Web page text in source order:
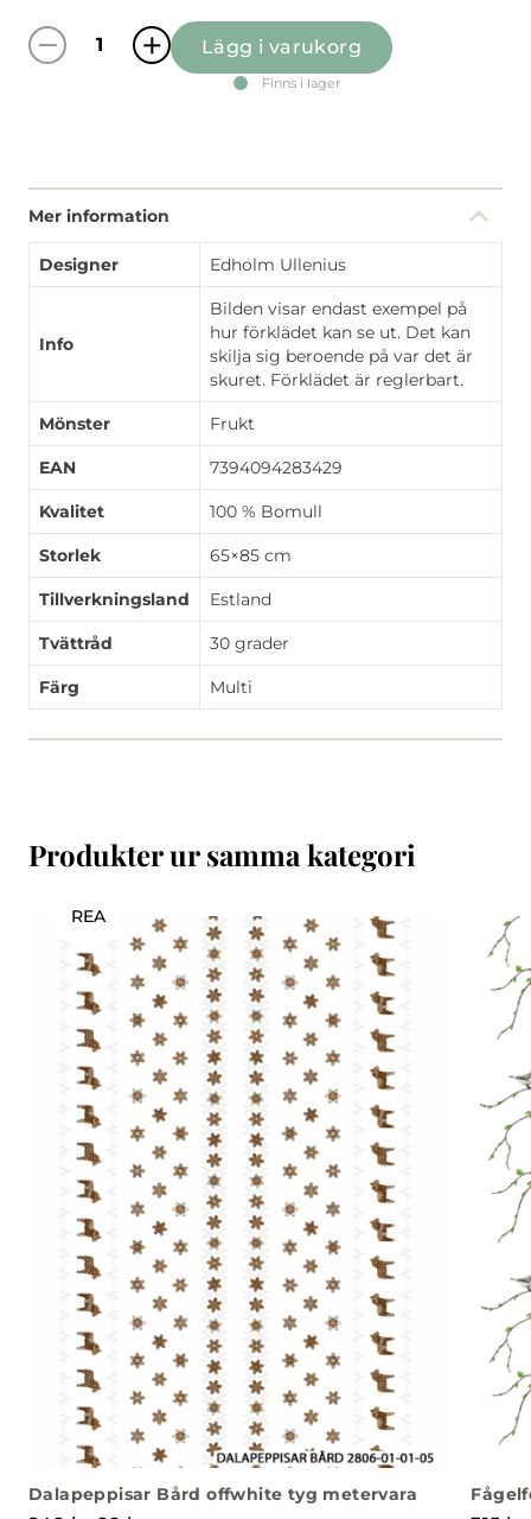
Fruktträd multi förkläde med ficka mängd
Lägg i varukorg
Finns i lager
Mer information
Designer Edholm Ullenius
Info
Bilden visar endast exempel på
hur förklädet kan se ut. Det kan
skilja sig beroende på var det är
skuret. Förklädet är reglerbart.
Mönster Frukt
EAN 7394094283429
Kvalitet 100 % Bomull
Storlek 65×85 cm
Tillverkningsland Estland
Tvättråd 30 grader
Färg Multi
Produkter ur samma kategori
REA
Dalapeppisar Bård offwhite tyg metervara